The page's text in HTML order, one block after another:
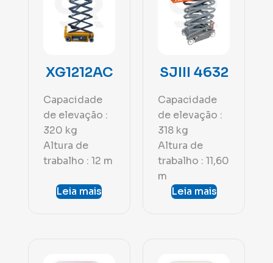
XG1212AC
Capacidade
de elevação :
320 kg
Altura de
trabalho : 12 m
Leia mais
SJIII 4632
Capacidade
de elevação :
318 kg
Altura de
trabalho : 11,60
m
Leia mais